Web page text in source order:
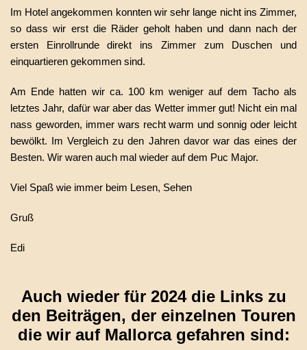
Im Hotel angekommen konnten wir sehr lange nicht ins Zimmer,
so dass wir erst die Räder geholt haben und dann nach der
ersten Einrollrunde direkt ins Zimmer zum Duschen und
einquartieren gekommen sind.
Am Ende hatten wir ca. 100 km weniger auf dem Tacho als
letztes Jahr, dafür war aber das Wetter immer gut! Nicht ein mal
nass geworden, immer wars recht warm und sonnig oder leicht
bewölkt. Im Vergleich zu den Jahren davor war das eines der
Besten. Wir waren auch mal wieder auf dem Puc Major.
Viel Spaß wie immer beim Lesen, Sehen
Gruß
Edi
Auch wieder für 2024 die Links zu
den Beiträgen, der einzelnen Touren
die wir auf Mallorca gefahren sind: